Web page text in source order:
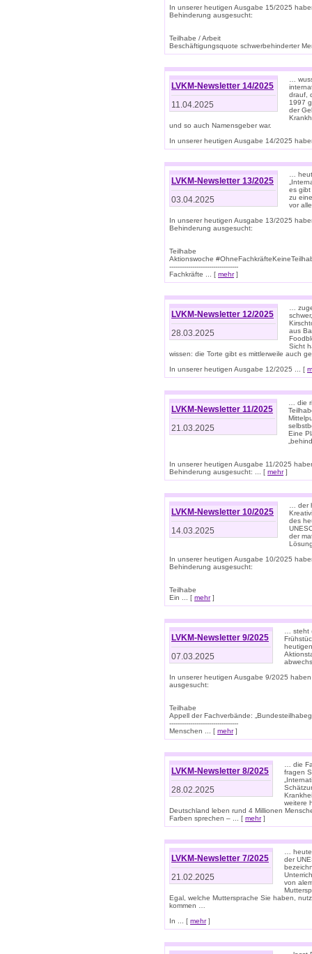
In unserer heutigen Ausgabe 15/2025
Behinderung ausgesucht:
Teilhabe / Arbeit
Beschäftigungsquote schwerbehinderter
LVKM-Newsletter 14/2025
11.04.2025
…
drauf,
1997
der
und so auch Namensgeber war.
In unserer heutigen Ausgabe 14/2025
LVKM-Newsletter 13/2025
03.04.2025
…
es gibt
zu
vor
In unserer heutigen Ausgabe 13/2025
Behinderung ausgesucht:
Teilhabe
Aktionswoche
---------------------------------
Fachkräfte ... [ mehr]
LVKM-Newsletter 12/2025
28.03.2025
…
aus
Sicht
wissen: die Torte gibt es mittlerweile auch
In unserer heutigen Ausgabe 12/2025 ... [
LVKM-Newsletter 11/2025
21.03.2025
… die
Eine
In unserer heutigen Ausgabe 11/2025
Behinderung ausgesucht: ... [ mehr]
LVKM-Newsletter 10/2025
14.03.2025
… der
des
der
In unserer heutigen Ausgabe 10/2025
Behinderung ausgesucht:
Teilhabe
Ein ... [ mehr]
LVKM-Newsletter 9/2025
07.03.2025
… steht
In unserer heutigen Ausgabe 9/2025
ausgesucht:
Teilhabe
Appell der Fachverbände:
---------------------------------
Menschen ... [ mehr]
LVKM-Newsletter 8/2025
28.02.2025
… die
fragen
weitere
Deutschland leben rund 4 Millionen
Farben sprechen – ... [ mehr]
LVKM-Newsletter 7/2025
21.02.2025
…
der
von
Egal, welche Muttersprache Sie haben,
kommen …
In ... [ mehr]